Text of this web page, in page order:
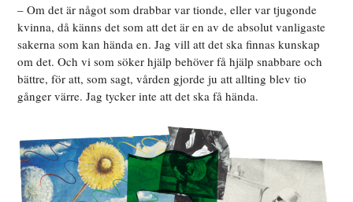
– Om det är något som drabbar var tionde, eller var tjugonde
kvinna, då känns det som att det är en av de absolut vanligaste
sakerna som kan hända en. Jag vill att det ska finnas kunskap
om det. Och vi som söker hjälp behöver få hjälp snabbare och
bättre, för att, som sagt, vården gjorde ju att allting blev tio
gånger värre. Jag tycker inte att det ska få hända.